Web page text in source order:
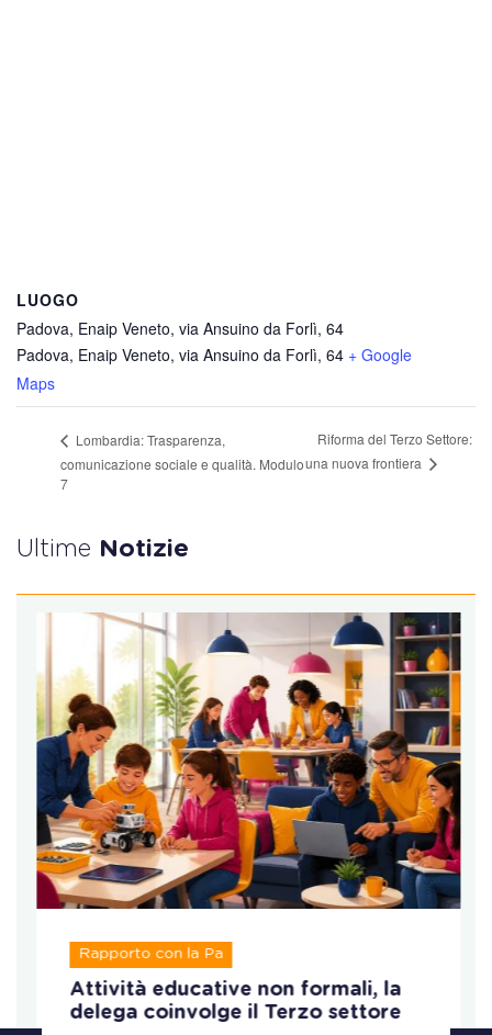
LUOGO
Padova, Enaip Veneto, via Ansuino da Forlì, 64
Padova, Enaip Veneto, via Ansuino da Forlì, 64 + Google
Maps
Lombardia: Trasparenza,
comunicazione sociale e qualità. Modulo
7
Riforma del Terzo Settore:
una nuova frontiera
Ultime Notizie
Rapporto con la Pa
Attività educative non formali, la
delega coinvolge il Terzo settore